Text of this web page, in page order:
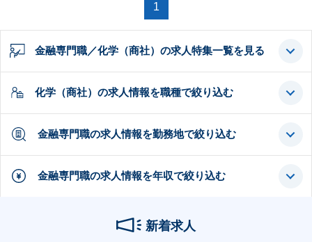
1
金融専門職／化学（商社）の求人特集一覧を見る
化学（商社）の求人情報を職種で絞り込む
金融専門職の求人情報を勤務地で絞り込む
金融専門職の求人情報を年収で絞り込む
新着求人